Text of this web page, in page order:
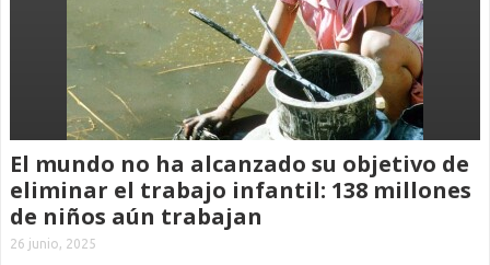
El mundo no ha alcanzado su objetivo de
eliminar el trabajo infantil: 138 millones
de niños aún trabajan
26 junio, 2025